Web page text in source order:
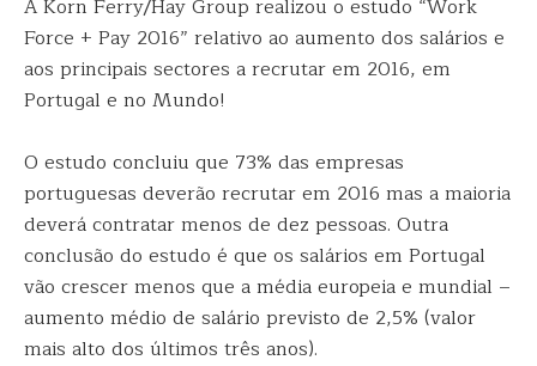
A Korn Ferry/Hay Group realizou o estudo “Work
Force + Pay 2016” relativo ao aumento dos salários e
aos principais sectores a recrutar em 2016, em
Portugal e no Mundo!
O estudo concluiu que 73% das empresas
portuguesas deverão recrutar em 2016 mas a maioria
deverá contratar menos de dez pessoas. Outra
conclusão do estudo é que os salários em Portugal
vão crescer menos que a média europeia e mundial –
aumento médio de salário previsto de 2,5% (valor
mais alto dos últimos três anos).